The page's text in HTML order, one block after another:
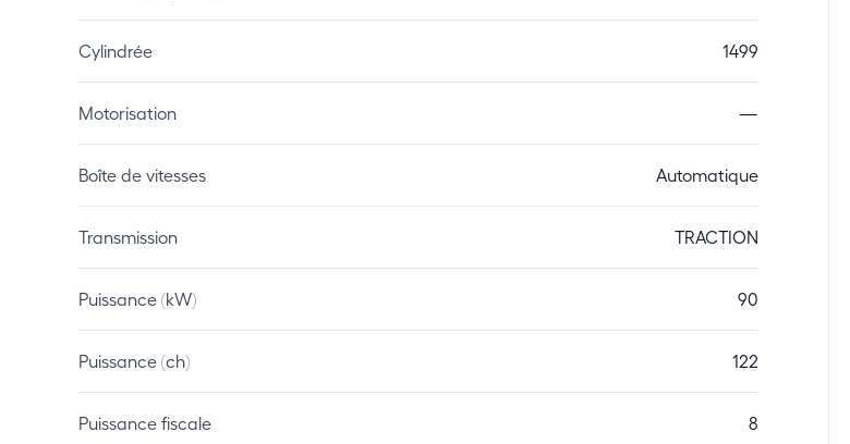
Cylindrée 1499
Motorisation —
Boîte de vitesses Automatique
Transmission TRACTION
Puissance (kW) 90
Puissance (ch) 122
Puissance fiscale 8